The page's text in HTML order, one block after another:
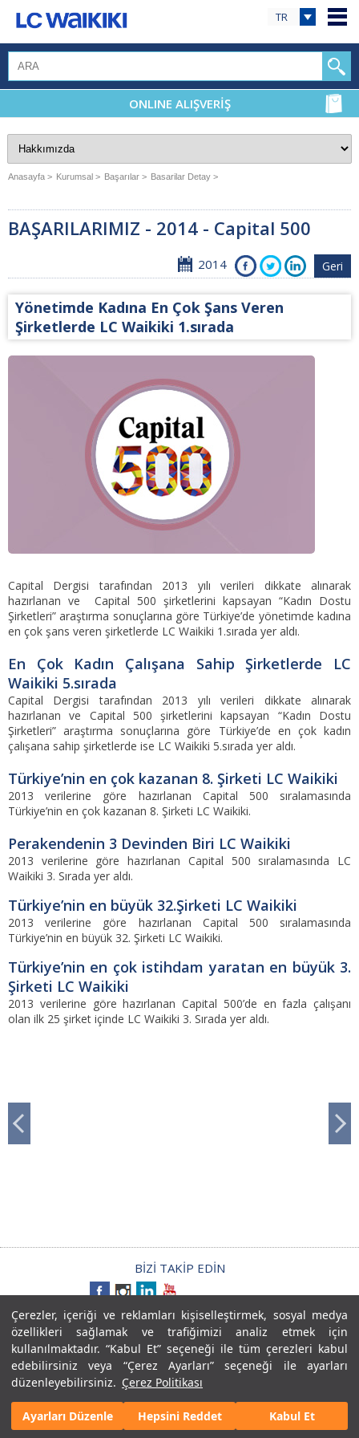
Çerezler, içeriği ve reklamları kişiselleştirmek, sosyal medya
özellikleri sağlamak ve trafiğimizi analiz etmek için
kullanılmaktadır. “Kabul Et” seçeneği ile tüm çerezleri kabul
edebilirsiniz veya “Çerez Ayarları” seçeneği ile ayarları
düzenleyebilirsiniz. Çerez Politikası
Ayarları Düzenle Hepsini Reddet Kabul Et
TR
ONLINE ALIŞVERİŞ
Anasayfa > Kurumsal > Başarılar > Basarilar Detay >
BAŞARILARIMIZ - 2014 - Capital 500
2014 Geri
Yönetimde Kadına En Çok Şans Veren
Şirketlerde LC Waikiki 1.sırada
Capital Dergisi tarafından 2013 yılı verileri dikkate alınarak
hazırlanan ve Capital 500 şirketlerini kapsayan “Kadın Dostu
Şirketleri” araştırma sonuçlarına göre Türkiye’de yönetimde kadına
en çok şans veren şirketlerde LC Waikiki 1.sırada yer aldı.
En Çok Kadın Çalışana Sahip Şirketlerde LC
Waikiki 5.sırada
Capital Dergisi tarafından 2013 yılı verileri dikkate alınarak
hazırlanan ve Capital 500 şirketlerini kapsayan “Kadın Dostu
Şirketleri” araştırma sonuçlarına göre Türkiye’de en çok kadın
çalışana sahip şirketlerde ise LC Waikiki 5.sırada yer aldı.
Türkiye’nin en çok kazanan 8. Şirketi LC Waikiki
2013 verilerine göre hazırlanan Capital 500 sıralamasında
Türkiye’nin en çok kazanan 8. Şirketi LC Waikiki.
Perakendenin 3 Devinden Biri LC Waikiki
2013 verilerine göre hazırlanan Capital 500 sıralamasında LC
Waikiki 3. Sırada yer aldı.
Türkiye’nin en büyük 32.Şirketi LC Waikiki
2013 verilerine göre hazırlanan Capital 500 sıralamasında
Türkiye’nin en büyük 32. Şirketi LC Waikiki.
Türkiye’nin en çok istihdam yaratan en büyük 3.
Şirketi LC Waikiki
2013 verilerine göre hazırlanan Capital 500’de en fazla çalışanı
olan ilk 25 şirket içinde LC Waikiki 3. Sırada yer aldı.
BİZİ TAKİP EDİN
Kişisel Verilerin İşlenmesi Aydınlatma Metni
Kamera Aydınlatma Metni
BİLGİ TOPLUMU HİZMETLERİ
Gizlilik Sözleşmesi
Kişisel Verilerin İşlenmesi Aydınlatma Metni
Copyright © 2015 LC WAIKIKI. Her Hakkı Saklıdır.